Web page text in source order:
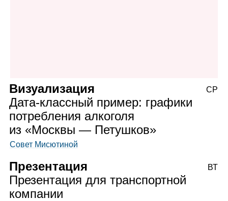
Визуализация
Дата‑классный пример: графики
потребления алкоголя
из «Москвы — Петушков»
Совет Мисютиной
СР
Презентация
Презентация для транспортной
компании
ВТ